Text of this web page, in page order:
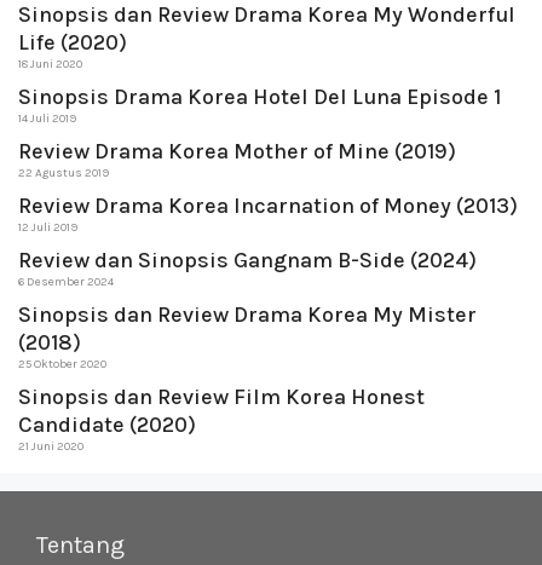
Sinopsis dan Review Drama Korea My Wonderful
Life (2020)
18 Juni 2020
Sinopsis Drama Korea Hotel Del Luna Episode 1
14 Juli 2019
Review Drama Korea Mother of Mine (2019)
22 Agustus 2019
Review Drama Korea Incarnation of Money (2013)
12 Juli 2019
Review dan Sinopsis Gangnam B-Side (2024)
6 Desember 2024
Sinopsis dan Review Drama Korea My Mister
(2018)
25 Oktober 2020
Sinopsis dan Review Film Korea Honest
Candidate (2020)
21 Juni 2020
Tentang